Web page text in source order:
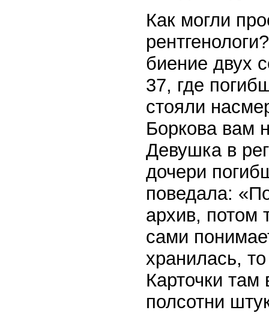
Как могли
биение двух
37, где
стояли
Боркова вам
Девушка в
дочери
поведала:
архив, потом
сами
хранилась,
Карточки там
полсотни